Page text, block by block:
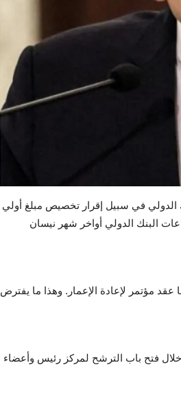
الدولي في سبيل إقرار تخصيص مبلغ أولي
البنك الدولي أواخر شهر نيسان
عقد مؤتمر لإعادة الإعمار. وهذا ما يفترض
خلال فتح باب الترشح لمركز رئيس وأعضاء